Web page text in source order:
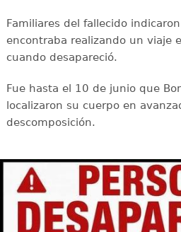
Familiares del fallecido
encontraba realizando un viaje
cuando desapareció.
Fue hasta el 10 de junio que
localizaron su cuerpo en
descomposición.